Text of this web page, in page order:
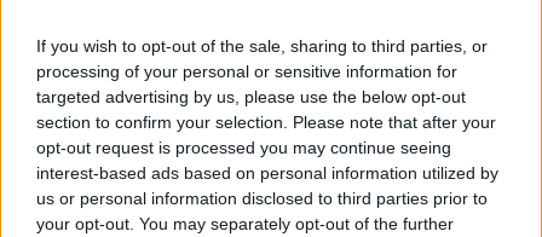
If you wish to opt-out of the sale, sharing to third parties, or
processing of your personal or sensitive information for
targeted advertising by us, please use the below opt-out
section to confirm your selection. Please note that after your
opt-out request is processed you may continue seeing
interest-based ads based on personal information utilized by
us or personal information disclosed to third parties prior to
your opt-out. You may separately opt-out of the further